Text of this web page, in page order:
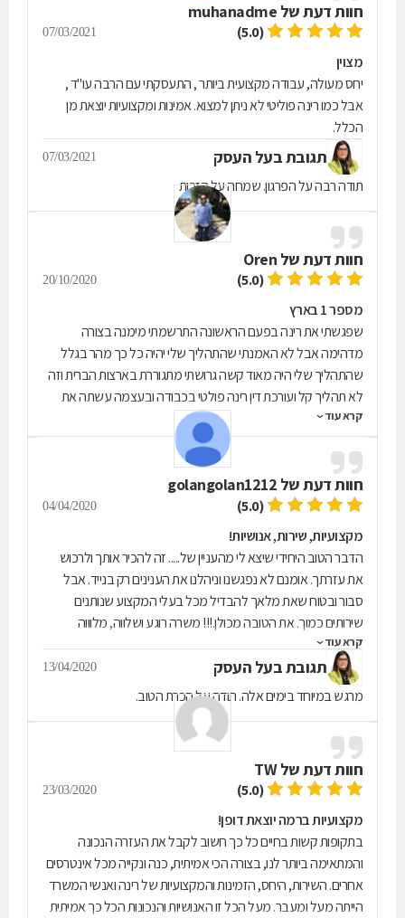
חוות דעת של muhanadme
(5.0)
07/03/2021
מצוין
יחס מעולה, עבודה מקצועית ביותר , התעסקתי עם הרבה עו"ד ,
אבל כמו רינה פוליטי לא ניתן למצוא. אמינות ומקצועיות יוצאת מן
הכלל.
תגובת בעל העסק 07/03/2021
תודה רבה על הפרגון. שמחה על הזכות
חוות דעת של Oren
(5.0)
20/10/2020
מספר 1 בארץ
שפגשתי את רינה בפעם הראשונה התרשמתי מימנה בצורה
מדהימה אבל לא האמנתי שהתהליך שלי יהיה כל כך מהר בגלל
שהתהליך שלי היה מאוד קשה גרושתי מתגוררת בארצות הברית וזה
לא תהליך קל ועורכת דין רינה פולטי בכבודה ובעצמה עשתה את
העבודה יותר ממה שציפיתי אבל מעבר לזה היחס שלה כלפי הלקוח
זה כמו משפחה להרגיש בבית השירות מהיר אמינות ואישה לב זהב
אישה מדהימה שנתנה לי ביטחון ורוגע ואמרה לי שהיא תעשה הכל
כדי להשיג את מה שאני רוצה ולשמחתי השיגה לי מעבר למה
אני ממליץ בחום ואהבה לפנות לרינה פוליטי מספר 1
קרא עוד
חוות דעת של golangolan1212
(5.0)
04/04/2020
מקצועיות, שירות, אנושיות!
הדבר הטוב היחידי שיצא לי מהעניין של..... זה להכיר אותך ולרכוש
את עזרתך. אומנם לא נפגשנו וניהלנו את הענינים רק בנייד. אבל
סבור ובטוח שאת מלאך להבדיל מכל בעלי המקצוע שנותנים
שירותים כמוך. את הטובה מכולן.!!! משרה רוגע ושלווה, מלוווה
במקצועיות ובקיאות אינסופית בתחום המשפחה. לנגד עינייך היקר
לנו מכל, הילדים. עושה רק את הטוב להם! בשם השם תעשי ותצלחי
לדאוג בצורה הכי נכונה ואנושית כפי שאת יודעת תוך פיוס, דרכי נועם
כולנה!!!! חג שמח חג חרות לך ולכל אותם קטינים שאת דואגת להם
יותר מהורהים הביולוגים השם ישלם שכרך! גולן קרית שמונה
קרא עוד
תגובת בעל העסק 13/04/2020
מרגש במיוחד בימים אלה. תודה על הכרת הטוב.
חוות דעת שלTW
(5.0)
23/03/2020
מקצועיות ברמה יוצאת דופן!
בתקופות קשות בחיים כל כך חשוב לקבל את העזרה הנכונה
והמתאימה ביותר לנו, בצורה הכי אמיתית, כנה ונקייה מכל אינטרסים
אחרים. השירות, היחס, הזמינות והמקצועיות של רינה ואנשי המשרד
הייתה מעל ומעבר. מעל הכל זו האנושיות והנכונות הכל כך אמיתית